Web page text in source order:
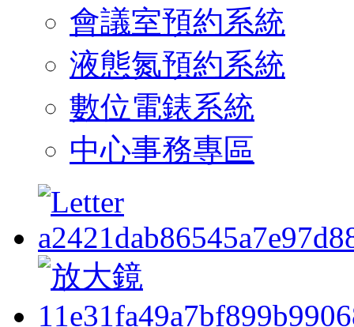
會議室預約系統
液態氮預約系統
數位電錶系統
中心事務專區